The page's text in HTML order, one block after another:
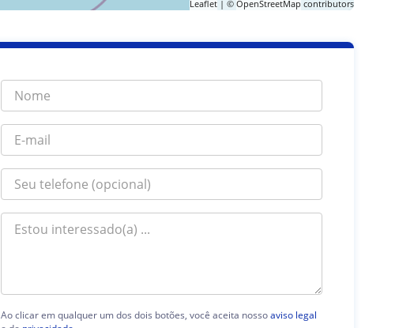
Leaflet| © OpenStreetMap contributors
Ao clicar em qualquer um dos dois botões, você aceita nossoaviso legal